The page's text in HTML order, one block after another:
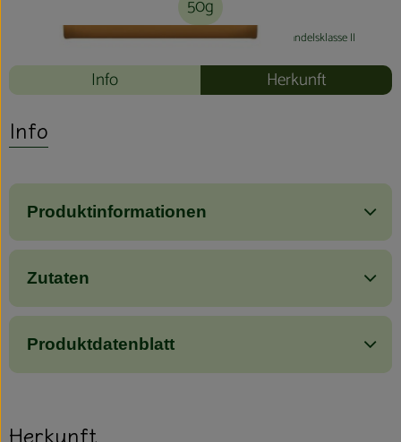
50g
#80213 3,60 €/ 50g 72,00 €/ kg 7% MwSt Handelsklasse II
Info Herkunft
Info
Produktinformationen
Zutaten
Produktdatenblatt
Herkunft